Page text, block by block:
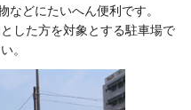
などにたいへん便利です。
した方を対象とする駐車場で
。